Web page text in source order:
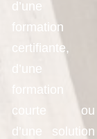
d’une
formation
certifiante,
d’une
formation
courte ou
d’une solution